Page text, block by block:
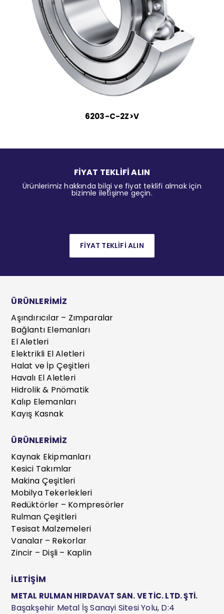
6203-C-2Z>V
FİYAT TEKLİFİ ALIN
Ürünlerimiz hakkında bilgi ve fiyat teklifi almak için
bizimle iletişime geçin.
FİYAT TEKLİFİ ALIN
ÜRÜNLERİMİZ
Aşındırıcılar – Zımparalar
Bağlantı Elemanları
El Aletleri
Elektrikli El Aletleri
Halat ve İp Çeşitleri
Havalı El Aletleri
Hidrolik & Pnömatik
Kalıp Elemanları
Kayış Kasnak
ÜRÜNLERİMİZ
Kaynak Ekipmanları
Kesici Takımlar
Makina Çeşitleri
Mobilya Tekerlekleri
Redüktörler – Kompresörler
Rulman Çeşitleri
Tesisat Malzemeleri
Vanalar – Rekorlar
Zincir – Dişli – Kaplin
İLETİŞİM
METAL RULMAN HIRDAVAT SAN. VE TİC. LTD. ŞTİ.
Başakşehir Metal İş Sanayi Sitesi Yolu, D:4